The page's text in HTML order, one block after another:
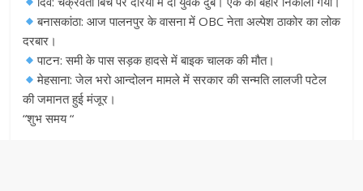
बनासकांठा: आज पालनपुर के वासना में OBC नेता अल्पेश ठाकोर का लोक
दरबार।
पाटन: समी के पास सड़क हादसे में बाइक चालक की मौत।
मेहसाना: जेल भरो आन्दोलन मामले में सरकार की सन्मति लालजी पटेल
की जमानत हुई मंजूर।
“शुभ समय “